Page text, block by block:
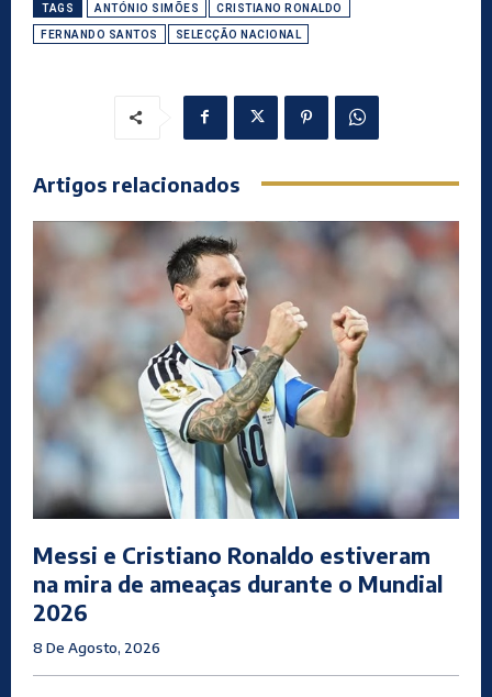
TAGS ANTÓNIO SIMÕES CRISTIANO RONALDO
FERNANDO SANTOS SELECÇÃO NACIONAL
Artigos relacionados
Messi e Cristiano Ronaldo estiveram
na mira de ameaças durante o Mundial
2026
8 De Agosto, 2026